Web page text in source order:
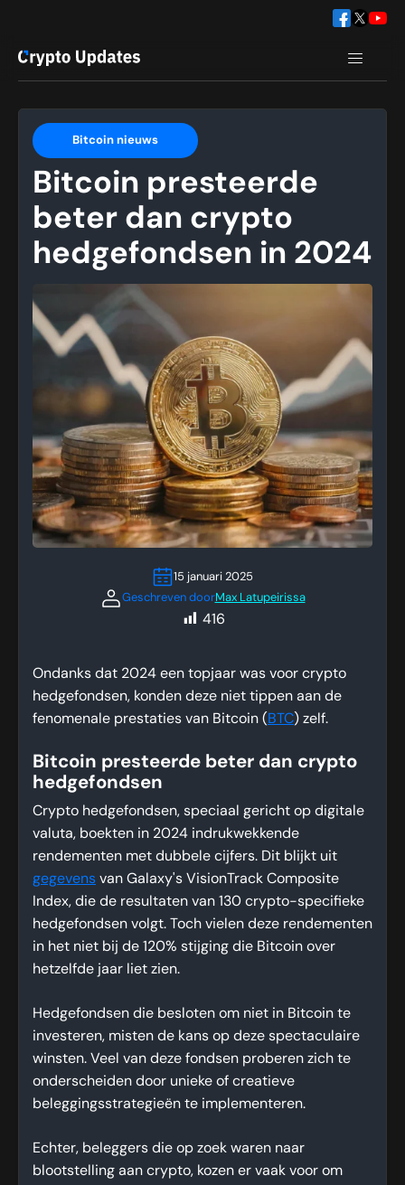
Bitcoin nieuws
Bitcoin presteerde
beter dan crypto
hedgefondsen in 2024
15 januari 2025
Geschreven doorMax Latupeirissa
416
Ondanks dat 2024 een topjaar was voor crypto
hedgefondsen, konden deze niet tippen aan de
fenomenale prestaties van Bitcoin (BTC) zelf.
Bitcoin presteerde beter dan crypto
hedgefondsen
Crypto hedgefondsen, speciaal gericht op digitale
valuta, boekten in 2024 indrukwekkende
rendementen met dubbele cijfers. Dit blijkt uit
gegevens van Galaxy's VisionTrack Composite
Index, die de resultaten van 130 crypto-specifieke
hedgefondsen volgt. Toch vielen deze rendementen
in het niet bij de 120% stijging die Bitcoin over
hetzelfde jaar liet zien.
Hedgefondsen die besloten om niet in Bitcoin te
investeren, misten de kans op deze spectaculaire
winsten. Veel van deze fondsen proberen zich te
onderscheiden door unieke of creatieve
beleggingsstrategieën te implementeren.
Echter, beleggers die op zoek waren naar
blootstelling aan crypto, kozen er vaak voor om